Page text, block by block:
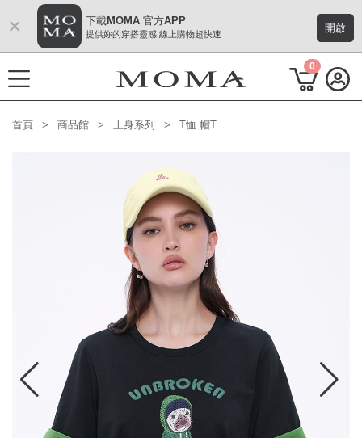
M Plus AW 形象 與時間共存
連身系列
百搭配件
穿搭美學
× 下載MOMA 官方APP
提供妳的穿搭靈感 線上購物超快速 開啟
0
首頁 商品館 上身系列 T恤 帽T